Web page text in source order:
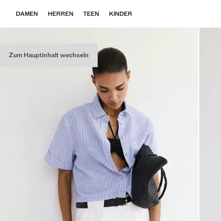
Zum Hauptinhalt wechseln
DAMEN HERREN TEEN KINDER